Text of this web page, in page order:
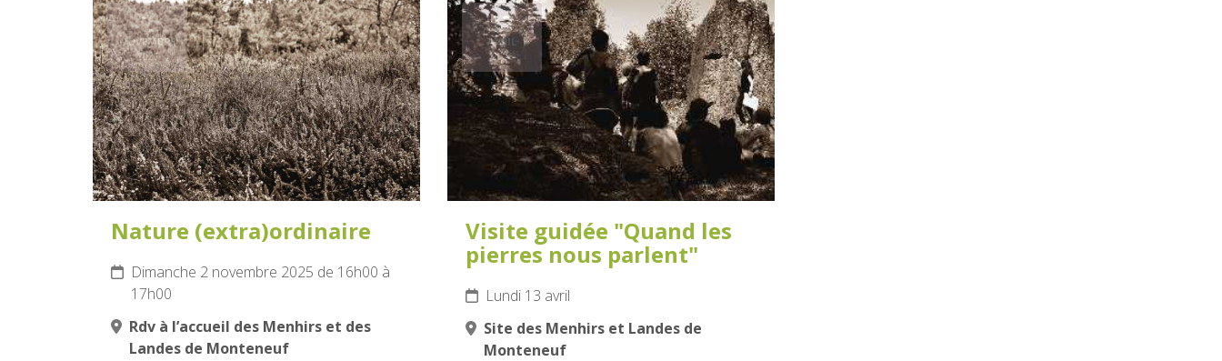
2
NOVEMBRE
2025
Nature (extra)ordinaire
Dimanche 2 novembre 2025 de 16h00 à
17h00
Rdv à l’accueil des Menhirs et des
Landes de Monteneuf
13
AVRIL
2026
Visite guidée "Quand les
pierres nous parlent"
Lundi 13 avril
Site des Menhirs et Landes de
Monteneuf